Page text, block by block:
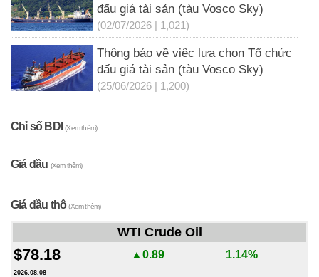
đấu giá tài sản (tàu Vosco Sky)
(02/07/2026 | 1,021)
Thông báo về việc lựa chọn Tổ chức
đấu giá tài sản (tàu Vosco Sky)
(25/06/2026 | 1,200)
Chỉ số BDI(Xem thêm)
Giá dầu (Xem thêm)
Giá dầu thô(Xem thêm)
WTI Crude Oil
$78.18 ▲0.89 1.14%
2026.08.08